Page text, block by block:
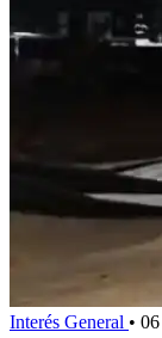
Interés General •